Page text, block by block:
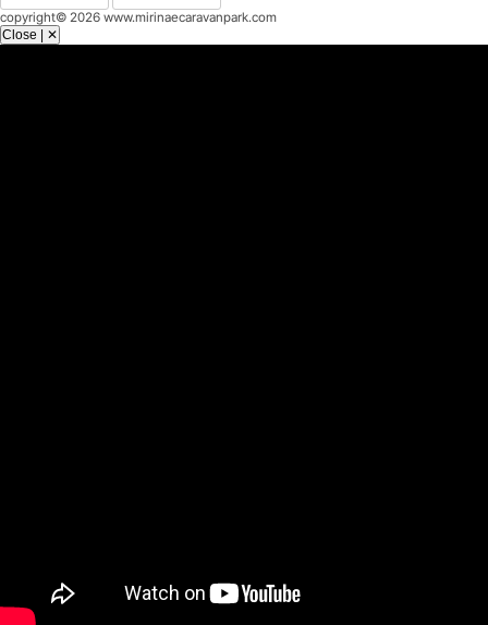
copyright© 2026 www.mirinaecaravanpark.com
Close | ✕